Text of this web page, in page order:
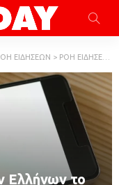
ΕΙΔΗΣΕΩΝ > ΡΟΗ ΕΙΔΗΣΕΩΝ
Ελλήνων το